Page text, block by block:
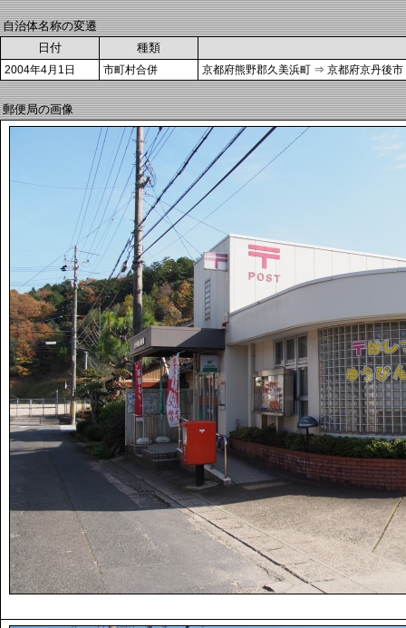
自治体名称の変遷
日付
種類
2004年4月1日 市町村合併 京都府熊野郡久美浜町 ⇒ 京都府京丹後市
郵便局の画像